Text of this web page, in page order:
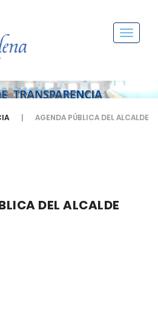
Menú
AGENDA PÚBLICA DEL ALCALDE
DEL ALCALDE